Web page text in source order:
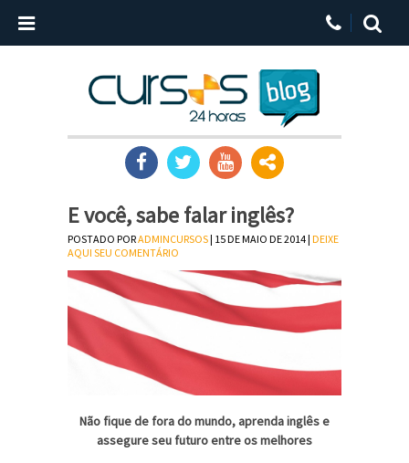
E você, sabe falar inglês?
POSTADO PORADMINCURSOS| 15 DE MAIO DE 2014 | DEIXE
AQUI SEU COMENTÁRIO
Não fique de fora do mundo, aprenda inglês e
assegure seu futuro entre os melhores